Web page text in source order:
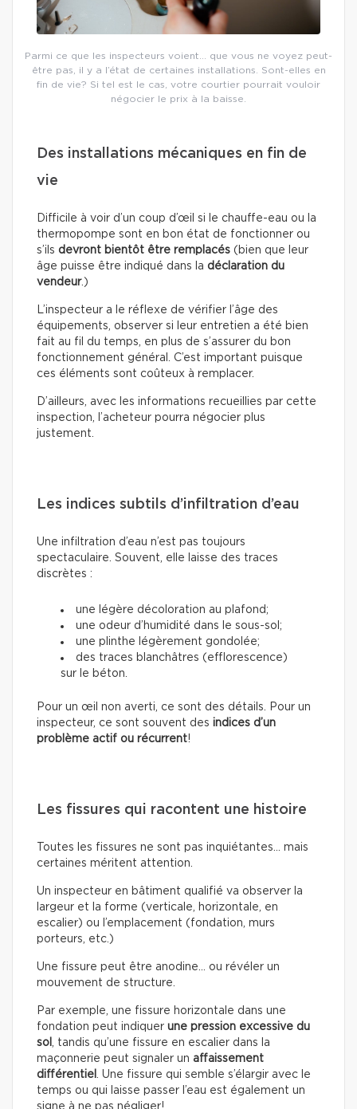
Parmi ce que les inspecteurs voient… que vous ne voyez peut-
être pas, il y a l’état de certaines installations. Sont-elles en
fin de vie? Si tel est le cas, votre courtier pourrait vouloir
négocier le prix à la baisse.
Des installations mécaniques en fin de
vie
Difficile à voir d’un coup d’œil si le chauffe-eau ou la
thermopompe sont en bon état de fonctionner ou
s’ils devront bientôt être remplacés (bien que leur
âge puisse être indiqué dans la déclaration du
vendeur.)
L’inspecteur a le réflexe de vérifier l’âge des
équipements, observer si leur entretien a été bien
fait au fil du temps, en plus de s’assurer du bon
fonctionnement général. C’est important puisque
ces éléments sont coûteux à remplacer.
D’ailleurs, avec les informations recueillies par cette
inspection, l’acheteur pourra négocier plus
justement.
Les indices subtils d’infiltration d’eau
Une infiltration d’eau n’est pas toujours
spectaculaire. Souvent, elle laisse des traces
discrètes :
une légère décoloration au plafond;
une odeur d’humidité dans le sous-sol;
une plinthe légèrement gondolée;
des traces blanchâtres (efflorescence)
sur le béton.
Pour un œil non averti, ce sont des détails. Pour un
inspecteur, ce sont souvent des indices d’un
problème actif ou récurrent!
Les fissures qui racontent une histoire
Toutes les fissures ne sont pas inquiétantes… mais
certaines méritent attention.
Un inspecteur en bâtiment qualifié va observer la
largeur et la forme (verticale, horizontale, en
escalier) ou l’emplacement (fondation, murs
porteurs, etc.)
Une fissure peut être anodine… ou révéler un
mouvement de structure.
Par exemple, une fissure horizontale dans une
fondation peut indiquer une pression excessive du
sol , tandis qu’une fissure en escalier dans la
maçonnerie peut signaler un affaissement
différentiel . Une fissure qui semble s’élargir avec le
temps ou qui laisse passer l’eau est également un